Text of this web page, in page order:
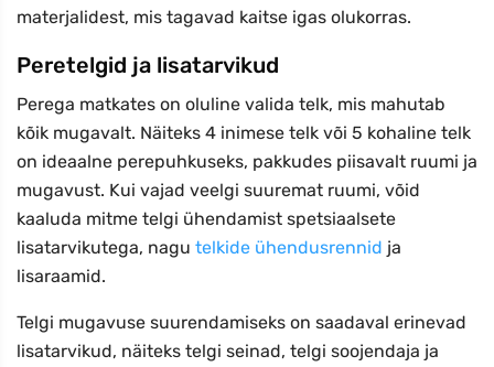
materjalidest, mis tagavad kaitse igas olukorras.
Peretelgid ja lisatarvikud
Perega matkates on oluline valida telk, mis mahutab
kõik mugavalt. Näiteks 4 inimese telk või 5 kohaline telk
on ideaalne perepuhkuseks, pakkudes piisavalt ruumi ja
mugavust. Kui vajad veelgi suuremat ruumi, võid
kaaluda mitme telgi ühendamist spetsiaalsete
lisatarvikutega, nagu telkide ühendusrennid ja
lisaraamid.
Telgi mugavuse suurendamiseks on saadaval erinevad
lisatarvikud, näiteks telgi seinad, telgi soojendaja ja